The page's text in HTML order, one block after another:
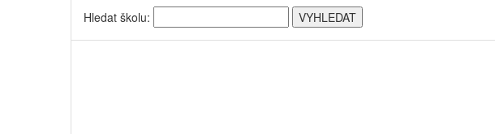
Hledat školu: